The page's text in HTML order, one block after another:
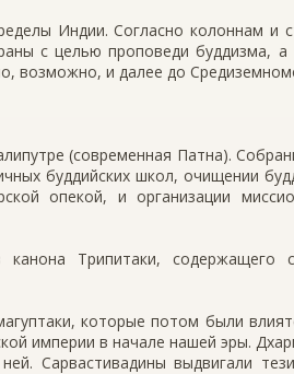
Индии. Согласно колоннам и
с целью проповеди буддизма, а
возможно, и далее до
(современная Патна).
буддийских школ, очищении
опекой, и организации
Трипитаки, содержащего
которые потом были
империи в начале нашей эры.
Сарвастивадины выдвигали